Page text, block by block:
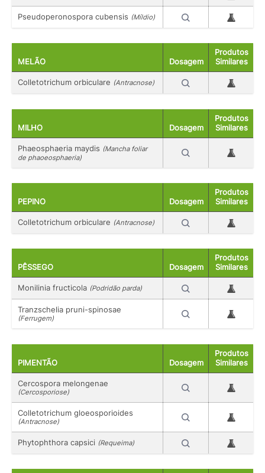
Pseudoperonospora cubensis (Míldio)
MELÃO Dosagem
Produtos
Similares
Colletotrichum orbiculare (Antracnose)
MILHO Dosagem
Produtos
Similares
Phaeosphaeria maydis (Mancha foliar
de phaoeosphaeria)
PEPINO Dosagem
Produtos
Similares
Colletotrichum orbiculare (Antracnose)
PÊSSEGO Dosagem
Produtos
Similares
Monilinia fructicola (Podridão parda)
Tranzschelia pruni-spinosae
(Ferrugem)
PIMENTÃO Dosagem
Produtos
Similares
Cercospora melongenae
(Cercosporiose)
Colletotrichum gloeosporioides
(Antracnose)
Phytophthora capsici (Requeima)